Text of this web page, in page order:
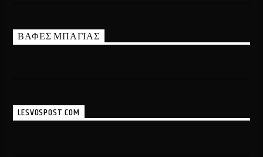
ΒΑΦΕΣ ΜΠΑΓΙΑΣ
LESVOSPOST.COM